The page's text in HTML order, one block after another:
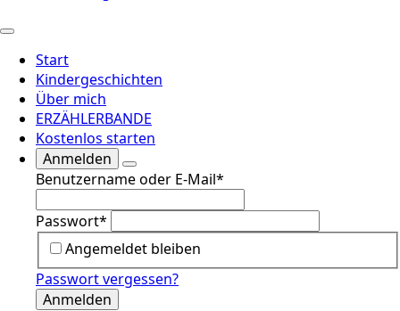
Start
Kindergeschichten
Über mich
ERZÄHLERBANDE
Kostenlos starten
Anmelden
Benutzername oder E-Mail*
Passwort*
Angemeldet bleiben
Passwort vergessen?
Anmelden